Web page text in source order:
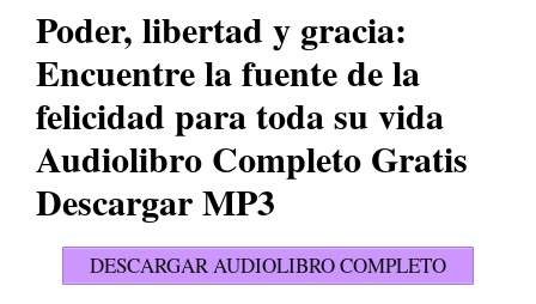
Poder, libertad y gracia:
Encuentre la fuente de la
felicidad para toda su vida
Audiolibro Completo Gratis
Descargar MP3
DESCARGAR AUDIOLIBRO COMPLETO